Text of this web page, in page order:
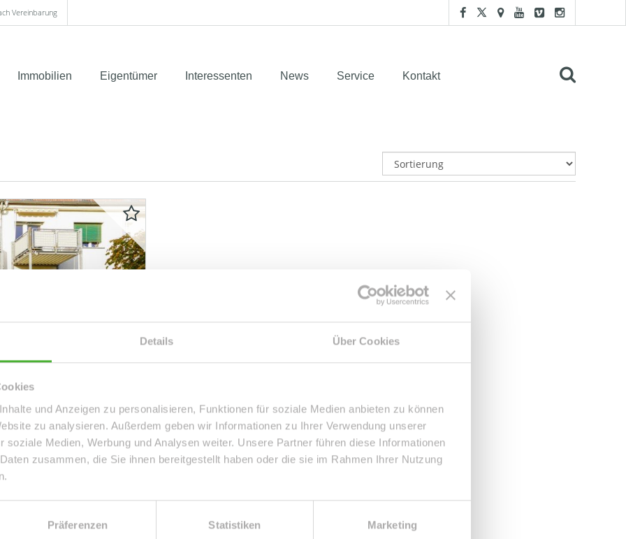
Details Über Cookies
und Anzeigen zu personalisieren, Funktionen für soziale Medien anbieten zu können
zu analysieren. Außerdem geben wir Informationen zu Ihrer Verwendung unserer
soziale Medien, Werbung und Analysen weiter. Unsere Partner führen diese Informationen
zusammen, die Sie ihnen bereitgestellt haben oder die sie im Rahmen Ihrer Nutzung
Präferenzen Statistiken Marketing
Vereinbarung
Immobilien Eigentümer Interessenten News Service Kontakt
VON LPZ.-